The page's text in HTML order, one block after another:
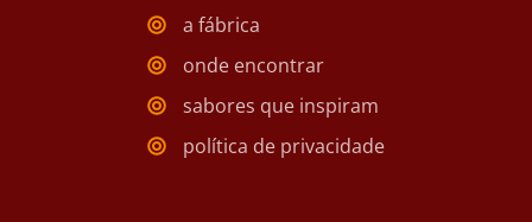
a fábrica
onde encontrar
sabores que inspiram
política de privacidade